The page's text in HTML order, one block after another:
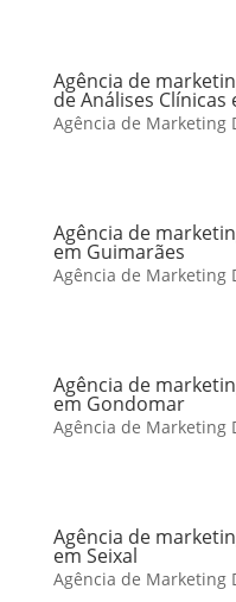
Agência de
de Análises Clínicas
Agência de Marketing
Agência de
em Guimarães
Agência de Marketing
Agência de
em Gondomar
Agência de Marketing
Agência de
em Seixal
Agência de Marketing